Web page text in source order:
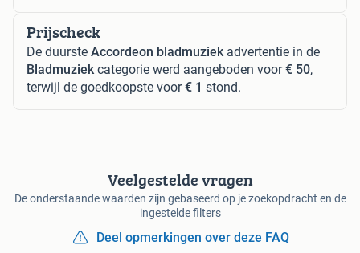
Prijscheck
De duurste Accordeon bladmuziek advertentie in de
Bladmuziek categorie werd aangeboden voor€ 50,
terwijl de goedkoopste voor€ 1 stond.
Veelgestelde vragen
De onderstaande waarden zijn gebaseerd op je zoekopdracht en de
ingestelde filters
Deel opmerkingen over deze FAQ